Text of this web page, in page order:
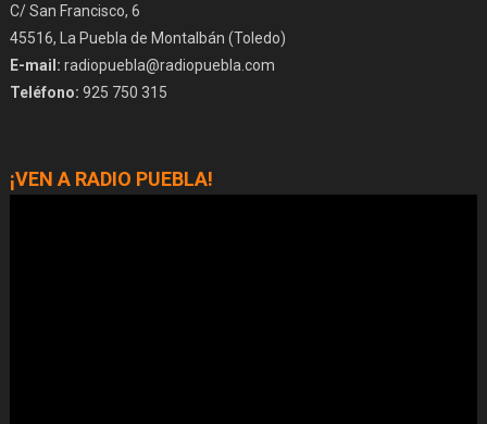
C/ San Francisco, 6
45516, La Puebla de Montalbán (Toledo)
E-mail: radiopuebla@radiopuebla.com
Teléfono: 925 750 315
¡VEN A RADIO PUEBLA!